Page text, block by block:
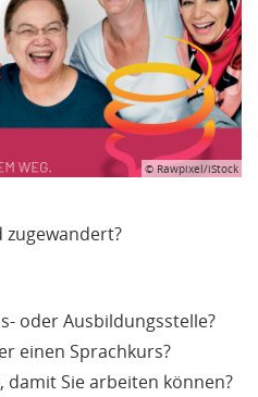
© Rawpixel/iStock
zugewandert?
oder Ausbildungsstelle?
einen Sprachkurs?
Sie arbeiten können?